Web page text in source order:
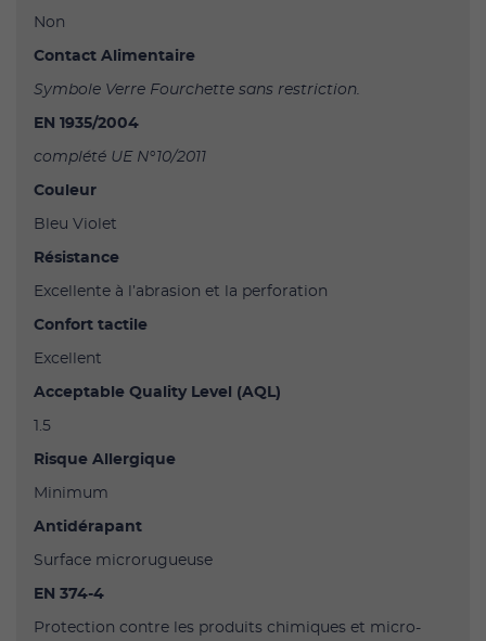
Non
Contact Alimentaire
Symbole Verre Fourchette sans restriction.
EN 1935/2004
complété UE N°10/2011
Couleur
Bleu Violet
Résistance
Excellente à l’abrasion et la perforation
Confort tactile
Excellent
Acceptable Quality Level (AQL)
1.5
Risque Allergique
Minimum
Antidérapant
Surface microrugueuse
EN 374-4
Protection contre les produits chimiques et micro-